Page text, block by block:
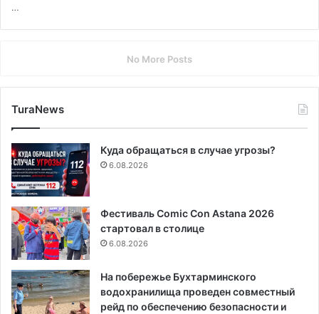
…
No More Posts
TuraNews
Куда обращаться в случае угрозы?
6.08.2026
Фестиваль Comic Con Astana 2026
стартовал в столице
6.08.2026
На побережье Бухтарминского
водохранилища проведен совместный
рейд по обеспечению безопасности и